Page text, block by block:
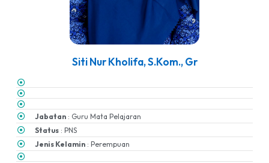
Siti Nur Kholifa, S.Kom., Gr
Jabatan : Guru Mata Pelajaran
Status : PNS
Jenis Kelamin : Perempuan